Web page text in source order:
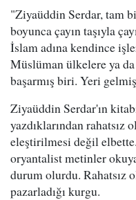
"Ziyaüddin Serdar, tam
boyunca çayın taşıyla
İslam adına kendince
Müslüman ülkelere ya
başarmış biri. Yeri
Ziyaüddin Serdar'ın
yazdıklarından rahatsız
eleştirilmesi değil
oryantalist metinler
durum olurdu. Rahatsız
pazarladığı kurgu.